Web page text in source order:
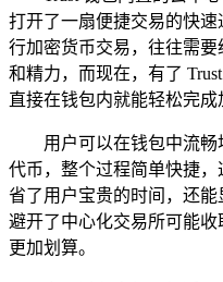
打开了一扇便捷交易的快
行加密货币交易，往往需
和精力，而现在，有了
直接在钱包内就能轻松完成
用户可以在钱包中流
代币，整个过程简单快捷
省了用户宝贵的时间，还
避开了中心化交易所可能
更加划算。